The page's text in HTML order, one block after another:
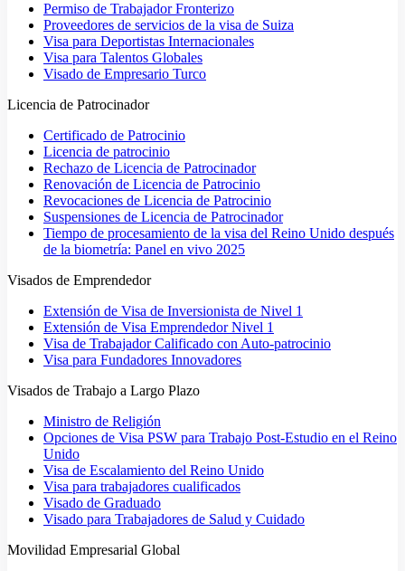
Permiso de Trabajador Fronterizo
Proveedores de servicios de la visa de Suiza
Visa para Deportistas Internacionales
Visa para Talentos Globales
Visado de Empresario Turco
Licencia de Patrocinador
Certificado de Patrocinio
Licencia de patrocinio
Rechazo de Licencia de Patrocinador
Renovación de Licencia de Patrocinio
Revocaciones de Licencia de Patrocinio
Suspensiones de Licencia de Patrocinador
Tiempo de procesamiento de la visa del Reino Unido después
de la biometría: Panel en vivo 2025
Visados de Emprendedor
Extensión de Visa de Inversionista de Nivel 1
Extensión de Visa Emprendedor Nivel 1
Visa de Trabajador Calificado con Auto-patrocinio
Visa para Fundadores Innovadores
Visados de Trabajo a Largo Plazo
Ministro de Religión
Opciones de Visa PSW para Trabajo Post-Estudio en el Reino
Unido
Visa de Escalamiento del Reino Unido
Visa para trabajadores cualificados
Visado de Graduado
Visado para Trabajadores de Salud y Cuidado
Movilidad Empresarial Global